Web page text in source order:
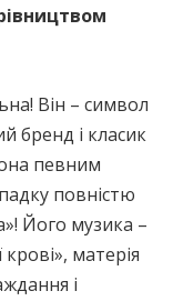
Він – символ
бренд і класик
певним
повністю
Його музика –
крові», матерія
і